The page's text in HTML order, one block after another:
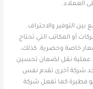
العملاء.
بين التوفير والاحتراف.
أو المكاتب التي تحتاج
خاصة وحصرية. كذلك،
عملية نقل لضمان تحسين
شركة أخرى تقدم نفس
فطيرة كما تفعل شركة